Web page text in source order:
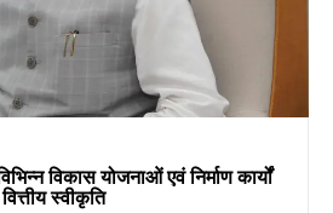
विकास योजनाओं एवं निर्माण कार्यों
स्वीकृति